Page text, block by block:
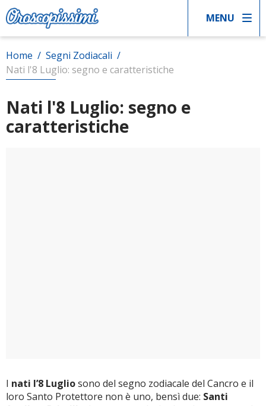
MENU
Home / Segni Zodiacali /
Nati l'8 Luglio: segno e caratteristiche
Nati l'8 Luglio: segno e
caratteristiche
I nati l’8 Lugliosono del segno zodiacale del Cancro e il
loro Santo Protettore non è uno, bensì due: Santi